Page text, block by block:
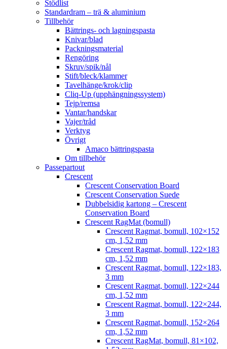
Stödlist
Standardram – trä & aluminium
Tillbehör
Bättrings- och lagningspasta
Knivar/blad
Packningsmaterial
Rengöring
Skruv/spik/nål
Stift/bleck/klammer
Tavelhänge/krok/clip
Cliq-Up (upphängningssystem)
Tejp/remsa
Vantar/handskar
Vajer/tråd
Verktyg
Övrigt
Amaco bättringspasta
Om tillbehör
Passepartout
Crescent
Crescent Conservation Board
Crescent Conservation Suede
Dubbelsidig kartong – Crescent
Conservation Board
Crescent RagMat (bomull)
Crescent Ragmat, bomull, 102×152
cm, 1,52 mm
Crescent Ragmat, bomull, 122×183
cm, 1,52 mm
Crescent Ragmat, bomull, 122×183,
3 mm
Crescent Ragmat, bomull, 122×244
cm, 1,52 mm
Crescent Ragmat, bomull, 122×244,
3 mm
Crescent Ragmat, bomull, 152×264
cm, 1,52 mm
Crescent RagMat, bomull, 81×102,